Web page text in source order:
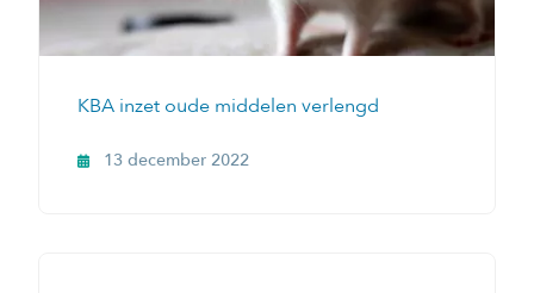
KBA inzet oude middelen verlengd
13 december 2022